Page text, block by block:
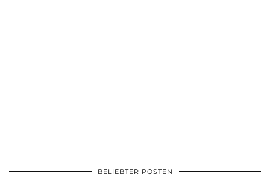
BELIEBTER POSTEN